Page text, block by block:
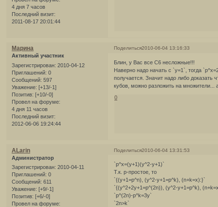
4 дня 7 часов
Последний визит:
2011-08-17 20:01:44
Поделиться2010-06-04 13:16:33
Марина
Активный участник
Зарегистрирован: 2010-04-12
Приглашений: 0
Сообщений: 597
Уважение: [+13/-1]
Позитив: [+10/-0]
Провел на форуме:
4 дня 11 часов
Последний визит:
2012-06-06 19:24:44
Блин, у Вас все С6 несложные!!!
Наверно надо начать с `у=1`, тогда
получается. Значит надо либо
кубов, можно разложить на множители...
0
Поделиться2010-06-04 13:31:53
ALarin
Администратор
Зарегистрирован: 2010-04-11
Приглашений: 0
Сообщений: 611
Уважение: [+9/-1]
Позитив: [+6/-0]
Провел на форуме:
`p^x=(y+1)(y^2-y+1)`
Т.к. p-простое, то
`{(y+1=p^n), (y^2-y+1=p^k), (n+k=x):}`
`{(y^2+2y+1=p^(2n)), (y^2-y+1=p^k),
`p^(2n)-p^k=3y`
`2n>k`